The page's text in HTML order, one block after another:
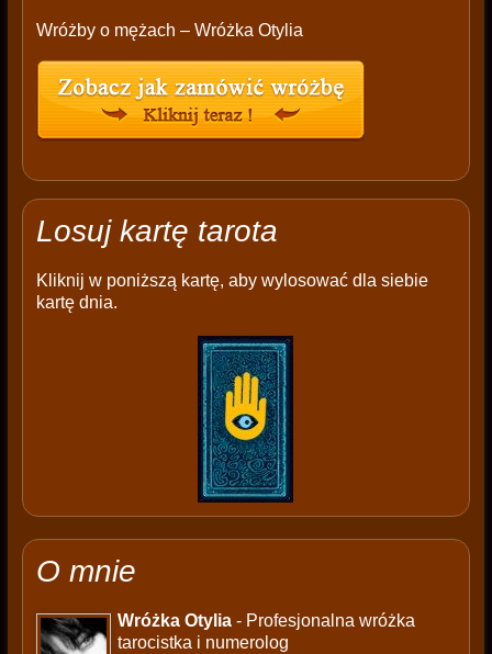
Wróżby o mężach – Wróżka Otylia
Losuj kartę tarota
Kliknij w poniższą kartę, aby wylosować dla siebie
kartę dnia.
O mnie
Wróżka Otylia- Profesjonalna wróżka
tarocistka i numerolog